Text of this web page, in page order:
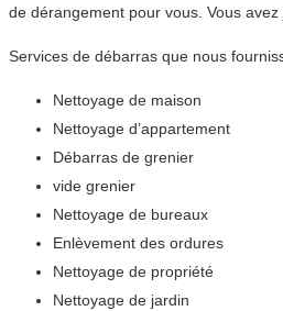
de dérangement pour vous. Vous
Services de débarras que nous
Nettoyage de maison
Nettoyage d’appartement
Débarras de grenier
vide grenier
Nettoyage de bureaux
Enlèvement des ordures
Nettoyage de propriété
Nettoyage de jardin